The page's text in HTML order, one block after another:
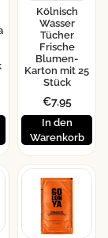
Kölnisch
Wasser
Tücher
Frische
Blumen-
Karton mit 25
Stück
€7.95
In den
Warenkorb